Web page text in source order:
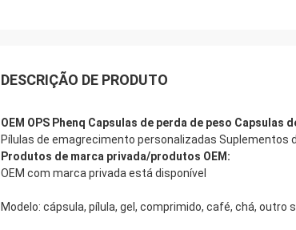
DESCRIÇÃO DE PRODUTO
OEM OPS Phenq Capsulas de perda de peso Capsulas
Pílulas de emagrecimento personalizadas
Produtos de marca privada/produtos OEM:
OEM com marca privada está disponível
Modelo: cápsula, pílula, gel, comprimido, café, chá, outro